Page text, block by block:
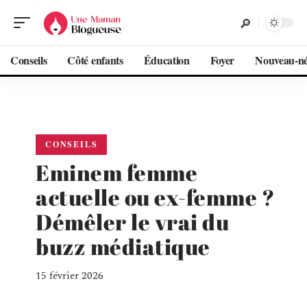
Conseils Côté enfants Éducation Foyer Nouveau-
CONSEILS
Eminem femme
actuelle ou ex-femme ?
Démêler le vrai du
buzz médiatique
15 février 2026